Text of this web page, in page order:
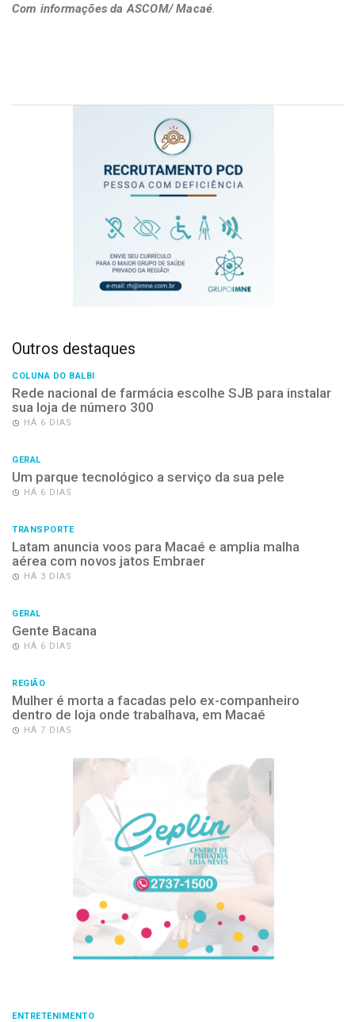
Com informações da ASCOM/ Macaé
Outros destaques
COLUNA DO BALBI
Rede nacional de farmácia escolhe SJB para instalar
sua loja de número 300
HÁ 6 DIAS
GERAL
Um parque tecnológico a serviço da sua pele
HÁ 6 DIAS
TRANSPORTE
Latam anuncia voos para Macaé e amplia malha
aérea com novos jatos Embraer
HÁ 3 DIAS
GERAL
Gente Bacana
HÁ 6 DIAS
REGIÃO
Mulher é morta a facadas pelo ex-companheiro
dentro de loja onde trabalhava, em Macaé
HÁ 7 DIAS
ENTRETENIMENTO